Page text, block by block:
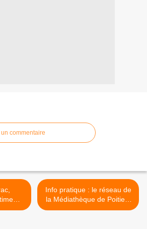
commentaire
Info pratique : le réseau de
la Médiathèque de Poitiers
ferme ses portes durant 15